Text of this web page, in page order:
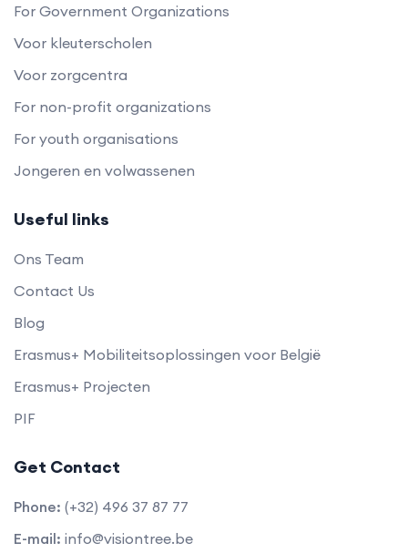
For Government Organizations
Voor kleuterscholen
Voor zorgcentra
For non-profit organizations
For youth organisations
Jongeren en volwassenen
Useful links
Ons Team
Contact Us
Blog
Erasmus+ Mobiliteitsoplossingen voor België
Erasmus+ Projecten
PIF
Get Contact
Phone: (+32) 496 37 87 77
E-mail: info@visiontree.be